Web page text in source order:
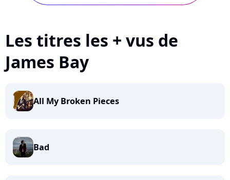
Les titres les + vus de
James Bay
All My Broken Pieces
Bad